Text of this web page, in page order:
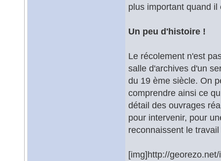
plus important quand
Un peu d'histoire !
Le récolement n'est
salle d'archives d'un
du 19 ème siècle. On
comprendre ainsi ce
détail des ouvrages
pour intervenir, pour
reconnaissent le
[img]http://